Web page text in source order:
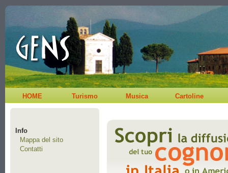
HOME Turismo Musica Cartoline
Info
Mappa del sito
Contatti